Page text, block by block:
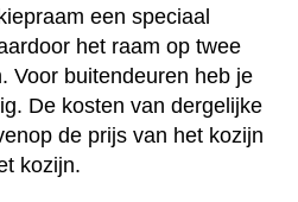
een speciaal
het raam op twee
Voor buitendeuren heb je
De kosten van dergelijke
de prijs van het kozijn
kozijn.